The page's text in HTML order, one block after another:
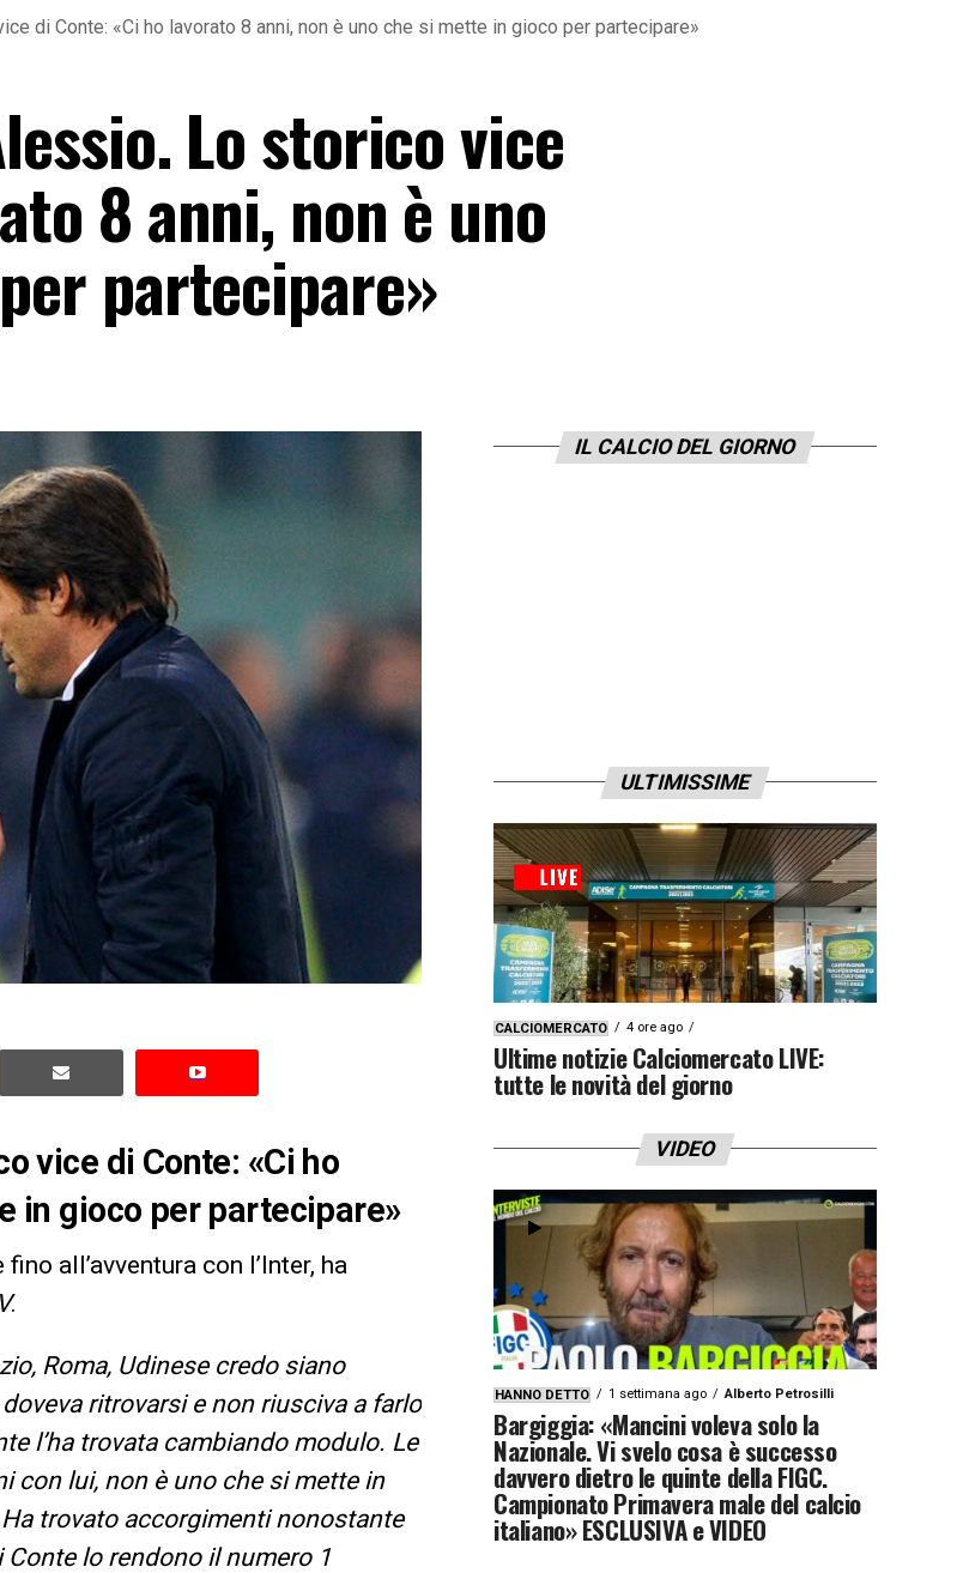
di Conte: «Ci ho lavorato 8 anni, non è uno che si mette in gioco per partecipare»
Lo storico vice
8 anni, non è uno
partecipare»
vice di Conte: «Ci ho
in gioco per partecipare»
all’avventura con l’Inter, ha
.
Roma, Udinese credo siano
ritrovarsi e non riusciva a farlo
l’ha trovata cambiando modulo. Le
con lui, non è uno che si mette in
trovato accorgimenti nonostante
lo rendono il numero 1
IL CALCIO DEL GIORNO
ULTIMISSIME
CALCIOMERCATO 4 ore ago
Ultime notizie Calciomercato LIVE:
tutte le novità del giorno
VIDEO
HANNO DETTO 1 settimana ago Alberto Petrosilli
Bargiggia: «Mancini voleva solo la
Nazionale. Vi svelo cosa è successo
davvero dietro le quinte della FIGC.
Campionato Primavera male del calcio
italiano» ESCLUSIVA e VIDEO